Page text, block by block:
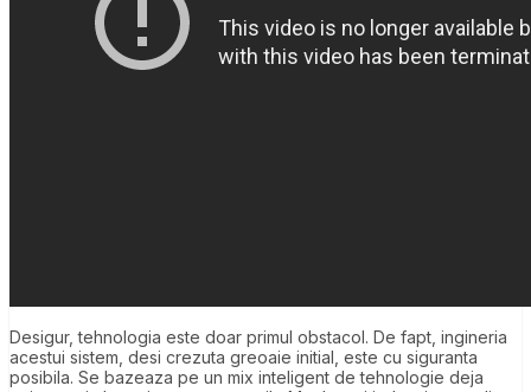
Desigur, tehnologia este doar primul obstacol. De fapt, ingineria
acestui sistem, desi crezuta greoaie initial, este cu siguranta
posibila. Se bazeaza pe un mix inteligent de tehnologie deja